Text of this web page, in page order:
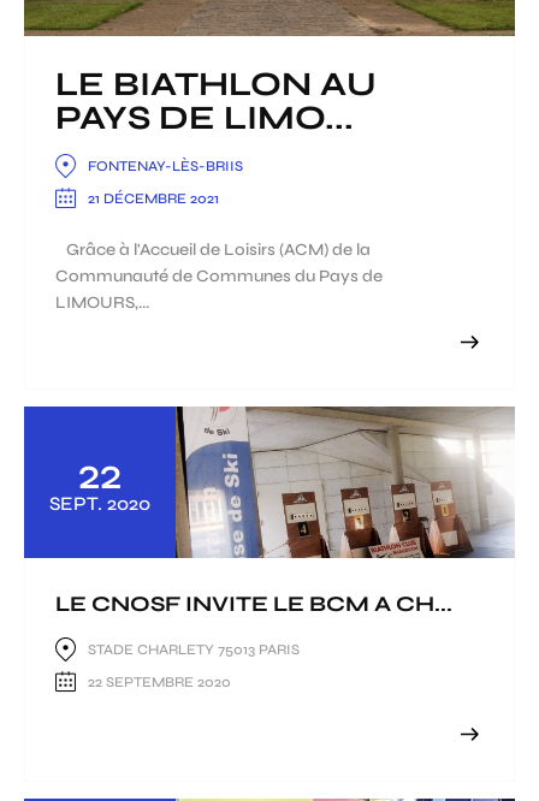
LE BIATHLON AU
PAYS DE LIMO...
FONTENAY-LÈS-BRIIS
21 DÉCEMBRE 2021
Grâce à l'Accueil de Loisirs (ACM) de la
Communauté de Communes du Pays de
LIMOURS,...
22
SEPT. 2020
LE CNOSF INVITE LE BCM A CH...
STADE CHARLETY 75013 PARIS
22 SEPTEMBRE 2020